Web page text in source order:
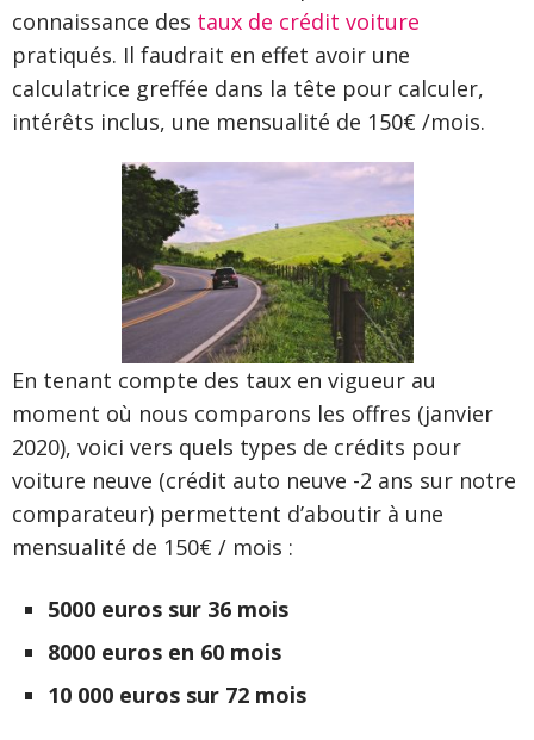
connaissance des taux de crédit voiture
pratiqués. Il faudrait en effet avoir une
calculatrice greffée dans la tête pour calculer,
intérêts inclus, une mensualité de 150€ /mois.
En tenant compte des taux en vigueur au
moment où nous comparons les offres (janvier
2020), voici vers quels types de crédits pour
voiture neuve (crédit auto neuve -2 ans sur notre
comparateur) permettent d’aboutir à une
mensualité de 150€ / mois :
5000 euros sur 36 mois
8000 euros en 60 mois
10 000 euros sur 72 mois